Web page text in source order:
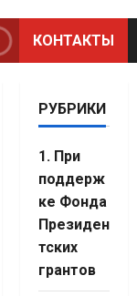
КОНТАКТЫ
грантов
РУБРИКИ
1. При
поддерж
ке Фонда
Президен
тских
грантов